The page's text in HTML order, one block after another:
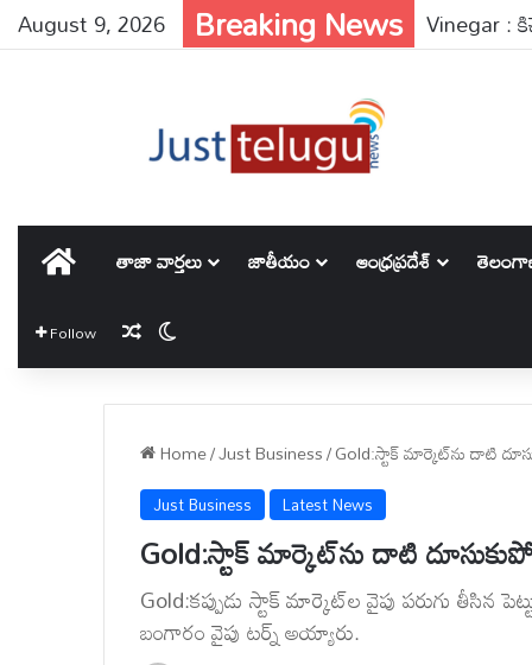
August 9, 2026 Breaking News
తాజా వార్తలు జాతీయం ఆంధ్రప్రదేశ్
Follow Random Article
Home/Just Business/Gold:స్టాక్ మార్కెట్‌ను దాటి
Just Business Latest News
Gold:స్టాక్ మార్కెట్‌ను దాటి
Gold:కప్పుడు స్టాక్ మార్కెట్‌ల వైపు పరుగు తీసిన
బంగారం వైపు టర్న్ అయ్యారు.